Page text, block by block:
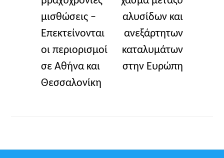
μισθώσεις –
Επεκτείνονται
οι περιορισμοί
σε Αθήνα και
Θεσσαλονίκη
αλυσίδων και
ανεξάρτητων
καταλυμάτων
στην Ευρώπη